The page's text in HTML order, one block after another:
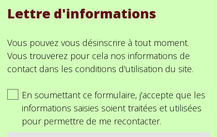
Lettre d'informations
Vous pouvez vous désinscrire à tout moment.
Vous trouverez pour cela nos informations de
contact dans les conditions d'utilisation du site.
En soumettant ce formulaire, j'accepte que les
informations saisies soient traitées et utilisées
pour permettre de me recontacter.